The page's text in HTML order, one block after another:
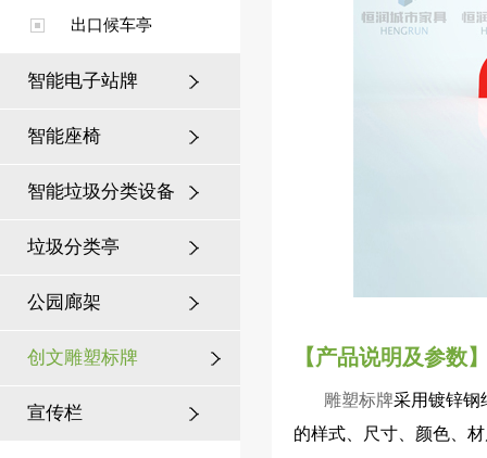
出口候车亭
智能电子站牌
智能座椅
智能垃圾分类设备
垃圾分类亭
公园廊架
创文雕塑标牌
宣传栏
【产品说明及参数
雕塑标牌采用镀锌钢
的样式、尺寸、颜色、